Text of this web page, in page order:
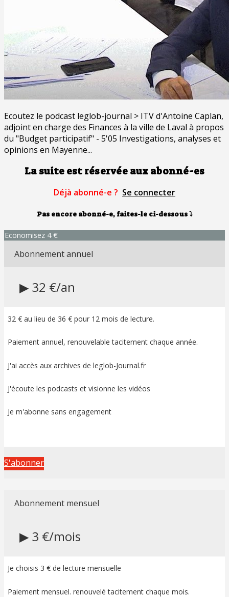
Ecoutez le podcast leglob-journal > ITV d'Antoine Caplan,
adjoint en charge des Finances à la ville de Laval à propos
du "Budget participatif" - 5'05 Investigations, analyses et
opinions en Mayenne...
La suite est réservée aux abonné-es
Déjà abonné-e ? Se connecter
Pas encore abonné-e, faites-le ci-dessous⤵
Economisez 4 €
Abonnement annuel
▶ 32 €/an
32 € au lieu de 36 € pour 12 mois de lecture.
Paiement annuel, renouvelable tacitement chaque année.
J'ai accès aux archives de leglob-Journal.fr
J'écoute les podcasts et visionne les vidéos
Je m'abonne sans engagement
S'abonner
Abonnement mensuel
▶ 3 €/mois
Je choisis 3 € de lecture mensuelle
Paiement mensuel. renouvelé tacitement chaque mois.